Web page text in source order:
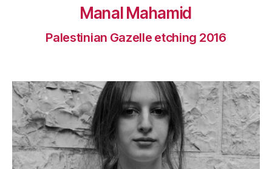
Manal Mahamid
Palestinian Gazelle etching 2016